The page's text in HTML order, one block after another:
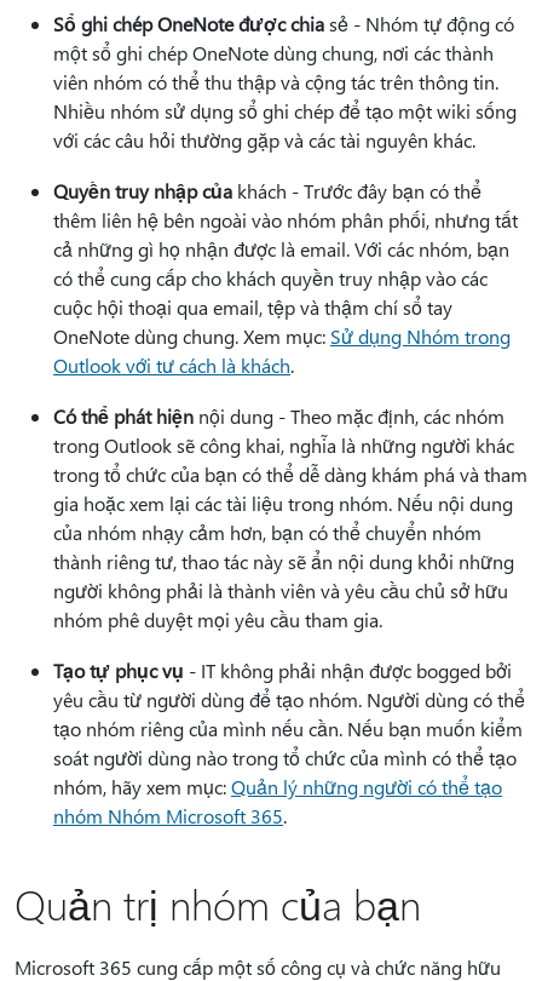
Sổ ghi chép OneNote được chiasẻ - Nhóm tự động có
một sổ ghi chép OneNote dùng chung, nơi các thành
viên nhóm có thể thu thập và cộng tác trên thông tin.
Nhiều nhóm sử dụng sổ ghi chép để tạo một wiki sống
với các câu hỏi thường gặp và các tài nguyên khác.
Quyền truy nhập của khách - Trước đây bạn có thể
thêm liên hệ bên ngoài vào nhóm phân phối, nhưng tất
cả những gì họ nhận được là email. Với các nhóm, bạn
có thể cung cấp cho khách quyền truy nhập vào các
cuộc hội thoại qua email, tệp và thậm chí sổ tay
OneNote dùng chung. Xem mục: Sử dụng Nhóm trong
Outlook với tư cách là khách.
Có thể phát hiện nội dung - Theo mặc định, các nhóm
trong Outlook sẽ công khai, nghĩa là những người khác
trong tổ chức của bạn có thể dễ dàng khám phá và tham
gia hoặc xem lại các tài liệu trong nhóm. Nếu nội dung
của nhóm nhạy cảm hơn, bạn có thể chuyển nhóm
thành riêng tư, thao tác này sẽ ẩn nội dung khỏi những
người không phải là thành viên và yêu cầu chủ sở hữu
nhóm phê duyệt mọi yêu cầu tham gia.
Tạo tự phục vụ - IT không phải nhận được bogged bởi
yêu cầu từ người dùng để tạo nhóm. Người dùng có thể
tạo nhóm riêng của mình nếu cần. Nếu bạn muốn kiểm
soát người dùng nào trong tổ chức của mình có thể tạo
nhóm, hãy xem mục:Quản lý những người có thể tạo
nhóm Nhóm Microsoft 365.
Quản trị nhóm của bạn
Microsoft 365 cung cấp một số công cụ và chức năng hữu